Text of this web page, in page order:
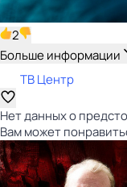
2
Больше информации
ТВ Центр
Нет данных о
Вам может